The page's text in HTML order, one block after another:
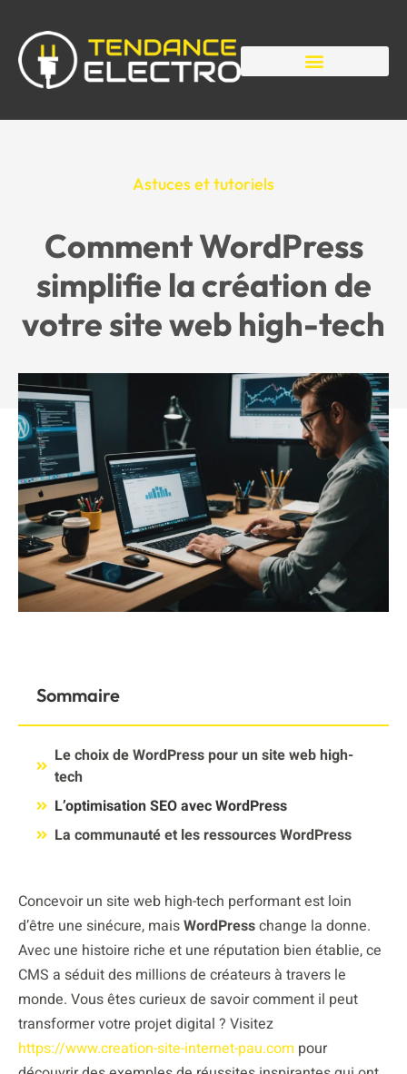
Astuces et tutoriels
Comment WordPress
simplifie la création de
votre site web high-tech
Sommaire
Le choix de WordPress pour un site web high-
tech
L’optimisation SEO avec WordPress
La communauté et les ressources WordPress
Concevoir un site web high-tech performant est loin
d’être une sinécure, maisWordPresschange la donne.
Avec une histoire riche et une réputation bien établie, ce
CMS a séduit des millions de créateurs à travers le
monde. Vous êtes curieux de savoir comment il peut
transformer votre projet digital ? Visitez
https://www.creation-site-internet-pau.com pour